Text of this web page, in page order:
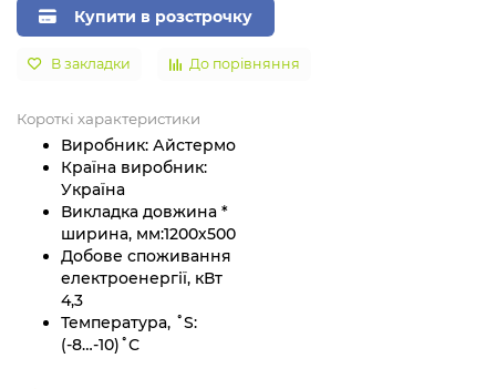
Купити в розстрочку
В закладки До порівняння
Короткі характеристики
Виробник: Айстермо
Країна виробник:
Україна
Викладка довжина *
ширина, мм:1200х500
Добове споживання
електроенергії, кВт
4,3
Температура, ˚S:
(-8…-10)˚С